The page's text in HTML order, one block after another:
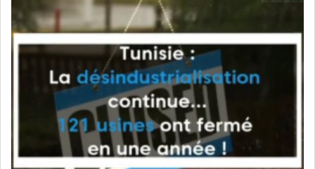
ENTRÉE EN VIGUEUR DE LA
TAXE SUR LE PATR...
FISCALITÉ : LONGUE LISTE
DES ACTIVITÉS Q...
BOURSE DE TUNIS : UN OUTIL
DE FINANCEMEN...